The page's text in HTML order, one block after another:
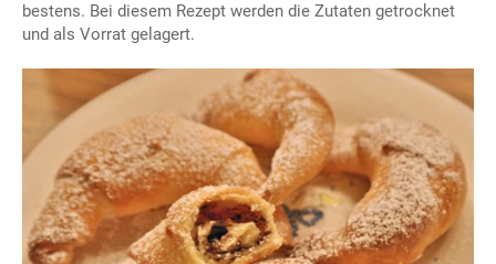
bestens. Bei diesem Rezept werden die Zutaten getrocknet
und als Vorrat gelagert.